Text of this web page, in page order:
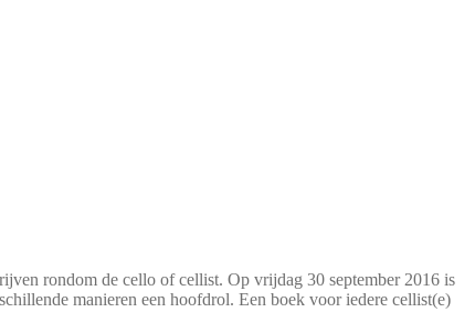
rondom de cello of cellist. Op vrijdag 30 september 2016 is
manieren een hoofdrol. Een boek voor iedere cellist(e)